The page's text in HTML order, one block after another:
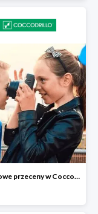
Majówkowe przeceny w Coccodrillo do -50%